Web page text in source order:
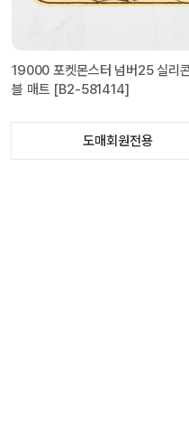
19000 포켓몬스터 넘버25 실리
블 매트 [B2-581414]
도매회원전용